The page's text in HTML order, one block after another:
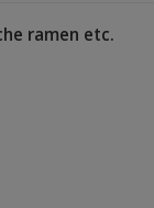
ramen etc.